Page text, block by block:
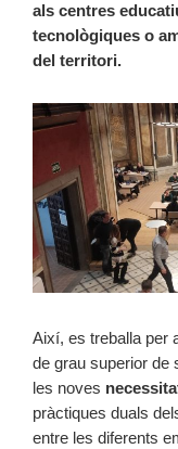
als centres
tecnològiques o
del territori.
Així, es treballa per
de grau superior de
les noves
pràctiques duals
entre les diferents